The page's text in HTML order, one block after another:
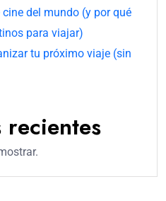
del mundo (y por qué
para viajar)
tu próximo viaje (sin
recientes